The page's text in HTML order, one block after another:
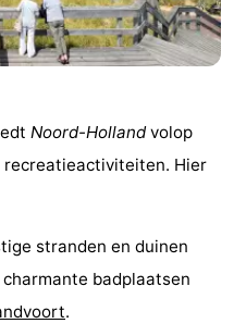
Noord-Hollandvolop
recreatieactiviteiten. Hier
stranden en duinen
badplaatsen
.